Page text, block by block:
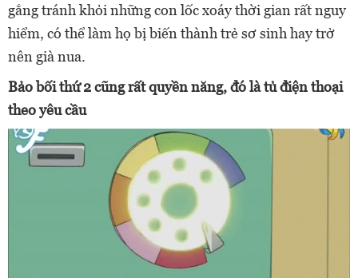
gắng tránh khỏi những con lốc xoáy thời gian rất nguy
hiểm, có thể làm họ bị biến thành trẻ sơ sinh hay trở
nên già nua.
Bảo bối thứ 2 cũng rất quyền năng, đó là tủ điện thoại
theo yêu cầu